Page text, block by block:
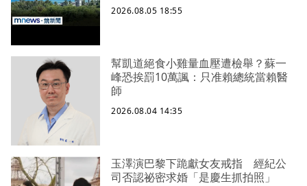
2026.08.05 18:55
幫凱道絕食小雞量血壓遭檢舉？蘇一
峰恐挨罰10萬諷：只准賴總統當賴醫
師
2026.08.04 14:35
玉澤演巴黎下跪獻女友戒指 經紀公
司否認祕密求婚「是慶生抓拍照」